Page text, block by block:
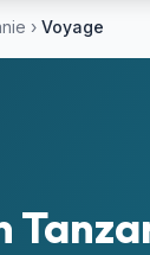
› Voyage